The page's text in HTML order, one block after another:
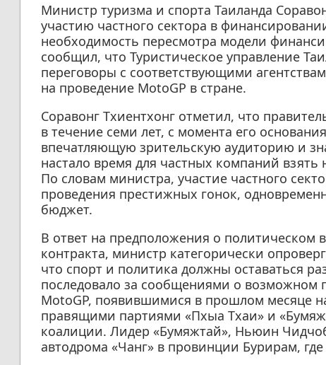
Министр туризма и спорта Таиланда
участию частного сектора в
необходимость пересмотра модели
сообщил, что Туристическое управление
переговоры с соответствующими
на проведение MotoGP в стране.
Соравонг Тхиентхонг отметил, что
в течение семи лет, с момента его
впечатляющую зрительскую аудиторию и
настало время для частных компаний взять
По словам министра, участие частного
проведения престижных гонок,
бюджет.
В ответ на предположения о политическом
контракта, министр категорически
что спорт и политика должны оставаться
последовало за сообщениями о возможном
MotoGP, появившимися в прошлом месяце
правящими партиями «Пхыа Тхаи» и
коалиции. Лидер «Бумяжтай», Ньюин
автодрома «Чанг» в провинции Бурирам,